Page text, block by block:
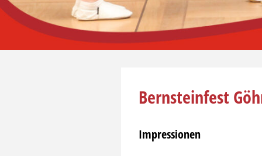
Bernsteinfest
Impressionen